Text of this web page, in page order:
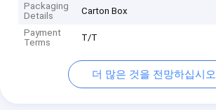
Packaging
Details
Carton Box
Payment
Terms
T/T
더 많은 것을 전망하십시오